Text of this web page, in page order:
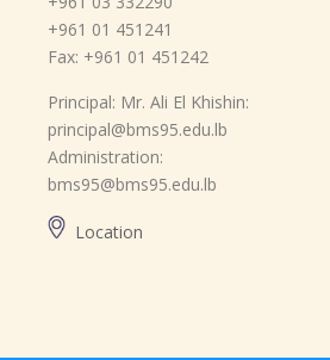
+961 01 451241
Fax: +961 01 451242
Principal: Mr. Ali El Khishin:
principal@bms95.edu.lb
Administration:
bms95@bms95.edu.lb
Location